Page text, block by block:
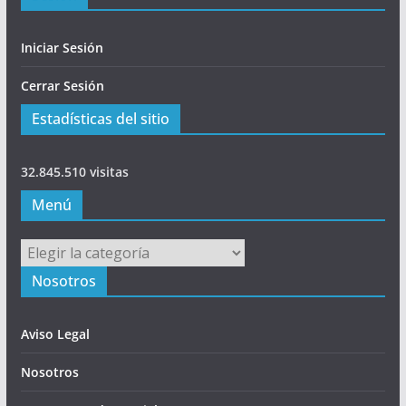
Iniciar Sesión
Cerrar Sesión
Estadísticas del sitio
32.845.510 visitas
Menú
Menú
Nosotros
Aviso Legal
Nosotros